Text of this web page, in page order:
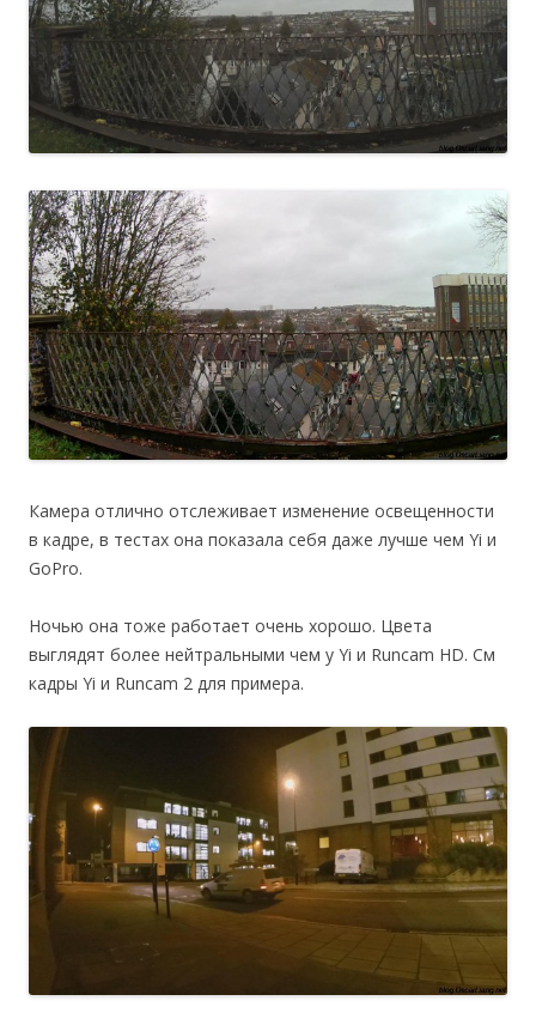
Камера отлично отслеживает изменение освещенности
в кадре, в тестах она показала себя даже лучше чем Yi и
GoPro.
Ночью она тоже работает очень хорошо. Цвета
выглядят более нейтральными чем у Yi и Runcam HD. См
кадры Yi и Runcam 2 для примера.